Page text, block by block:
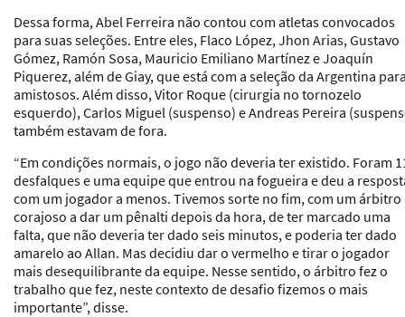
Dessa forma, Abel Ferreira não contou com atletas convocados
para suas seleções. Entre eles, Flaco López, Jhon Arias, Gustavo
Gómez, Ramón Sosa, Mauricio Emiliano Martínez e Joaquín
Piquerez, além de Giay, que está com a seleção da Argentina
amistosos. Além disso, Vitor Roque (cirurgia no tornozelo
esquerdo), Carlos Miguel (suspenso) e Andreas Pereira
também estavam de fora.
“Em condições normais, o jogo não deveria ter existido. Foram
desfalques e uma equipe que entrou na fogueira e deu a
com um jogador a menos. Tivemos sorte no fim, com um árbitro
corajoso a dar um pênalti depois da hora, de ter marcado uma
falta, que não deveria ter dado seis minutos, e poderia ter dado
amarelo ao Allan. Mas decidiu dar o vermelho e tirar o jogador
mais desequilibrante da equipe. Nesse sentido, o árbitro fez o
trabalho que fez, neste contexto de desafio fizemos o mais
importante”, disse.